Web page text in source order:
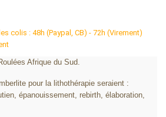
colis : 48h (Paypal, CB) - 72h (Virement)
Afrique du Sud.
pour la lithothérapie seraient :
épanouissement, rebirth, élaboration,